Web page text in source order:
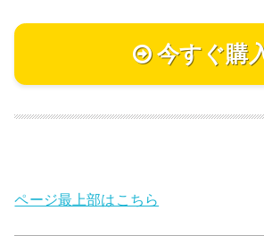
今すぐ購
ページ最上部はこちら